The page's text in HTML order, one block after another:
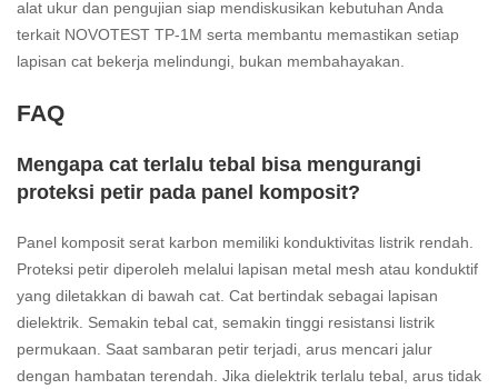
alat ukur dan pengujian siap mendiskusikan kebutuhan Anda
terkait NOVOTEST TP-1M serta membantu memastikan setiap
lapisan cat bekerja melindungi, bukan membahayakan.
FAQ
Mengapa cat terlalu tebal bisa mengurangi
proteksi petir pada panel komposit?
Panel komposit serat karbon memiliki konduktivitas listrik rendah.
Proteksi petir diperoleh melalui lapisan metal mesh atau konduktif
yang diletakkan di bawah cat. Cat bertindak sebagai lapisan
dielektrik. Semakin tebal cat, semakin tinggi resistansi listrik
permukaan. Saat sambaran petir terjadi, arus mencari jalur
dengan hambatan terendah. Jika dielektrik terlalu tebal, arus tidak